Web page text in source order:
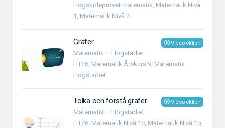
Högskoleprovet matematik, Matematik Nivå
1, Matematik Nivå 2
Grafer Videolektion
Matematik – Högstadiet
HT26, Matematik Årskurs 9, Matematik
Högstadiet
Tolka och förstå grafer Videolektion
Matematik – Högstadiet
HT26, Matematik Nivå 1c, Matematik Nivå 1b,